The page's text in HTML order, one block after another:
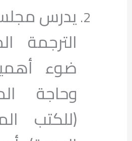
يدرس
الترجمة
ضوء
وحاجة
(للكتب